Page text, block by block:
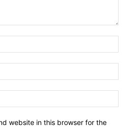
website in this browser for the